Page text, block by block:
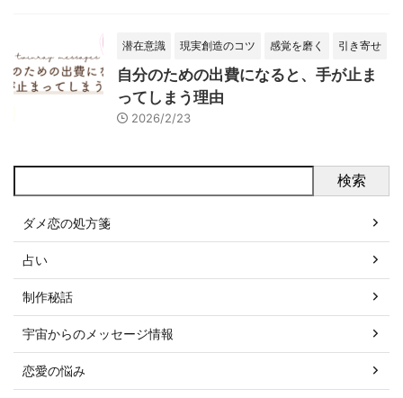
潜在意識 現実創造のコツ 感覚を磨く 引き寄せ
自分のための出費になると、手が止ま
ってしまう理由
2026/2/23
検索
ダメ恋の処方箋
占い
制作秘話
宇宙からのメッセージ情報
恋愛の悩み